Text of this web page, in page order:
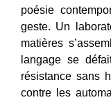
poésie
geste. Un
matières
langage se
résistance sans
contre les